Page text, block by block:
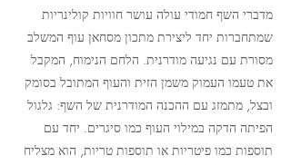
מדברי השף חמודי עולה עושר חוויות קולינריות
שמתחברות יחד ליצירת מתכון מסחאן עוף המשלב
מסורת עם נגיעה מודרנית. הלחם הנימוח, המקבל
את טעמו העמוק משמן הזית והעוף המתובל בסומק
ובצל, מתמזג עם ההכנה המודרנית של השף: גלגול
הפיתה הדקה במילוי העוף כמו סיגרים. יחד עם
תוספות כמו פיטריות או תוספות טריות, הוא מצליח